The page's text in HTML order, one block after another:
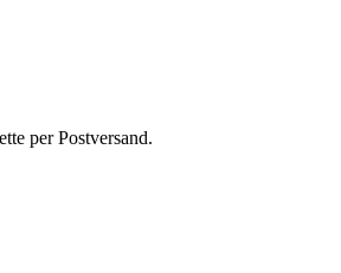
per Postversand.